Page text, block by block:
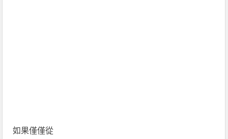
如果僅僅從